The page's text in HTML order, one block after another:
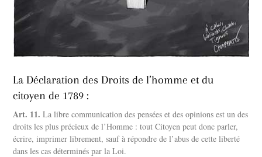
La Déclaration des Droits de l’homme et du
citoyen de 1789 :
Art. 11.La libre communication des pensées et des opinions est un des
droits les plus précieux de l’Homme : tout Citoyen peut donc parler,
écrire, imprimer librement, sauf à répondre de l’abus de cette liberté
dans les cas déterminés par la Loi.